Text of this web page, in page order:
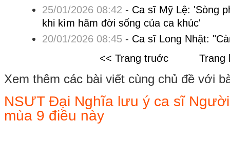
25/01/2026 08:42 - Ca sĩ Mỹ Lệ: 'Sòng
khi kìm hãm đời sống của ca khúc'
20/01/2026 08:45- Ca sĩ Long Nhật:
<< Trang truớc
Trang
Xem thêm các bài viết cùng chủ đề với
NSƯT Đại Nghĩa lưu ý ca sĩ
mùa 9 điều này